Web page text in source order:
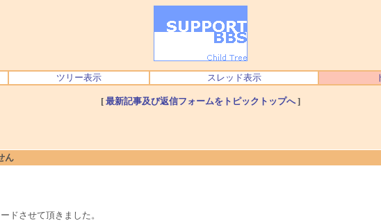
ツリー表示 スレッド表示
[ 最新記事及び返信フォームをトピックトップへ]
ん
ドさせて頂きました。